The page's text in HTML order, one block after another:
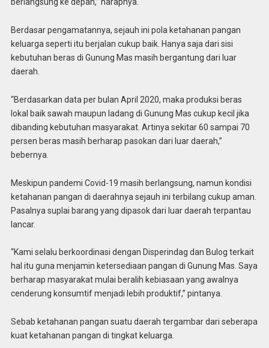
berlangsung ke depan,” harapnya.
Berdasar pengamatannya, sejauh ini pola ketahanan pangan
keluarga seperti itu berjalan cukup baik. Hanya saja dari sisi
kebutuhan beras di Gunung Mas masih bergantung dari luar
daerah.
“Berdasarkan data per bulan April 2020, maka produksi beras
lokal baik sawah maupun ladang di Gunung Mas cukup kecil jika
dibanding kebutuhan masyarakat. Artinya sekitar 60 sampai 70
persen beras masih berharap pasokan dari luar daerah,”
bebernya.
Meskipun pandemi Covid-19 masih berlangsung, namun kondisi
ketahanan pangan di daerahnya sejauh ini terbilang cukup aman.
Pasalnya suplai barang yang dipasok dari luar daerah terpantau
lancar.
“Kami selalu berkoordinasi dengan Disperindag dan Bulog terkait
hal itu guna menjamin ketersediaan pangan di Gunung Mas. Saya
berharap masyarakat mulai beralih kebiasaan yang awalnya
cenderung konsumtif menjadi lebih produktif,” pintanya.
Sebab ketahanan pangan suatu daerah tergambar dari seberapa
kuat ketahanan pangan di tingkat keluarga.